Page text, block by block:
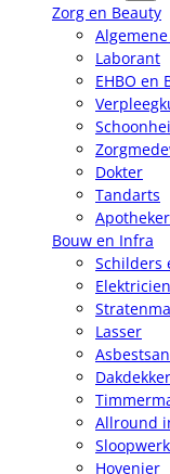
Zorg en Beauty
Laborant
EHBO en
Dokter
Tandarts
Bouw en Infra
Schilders
Elektricien
Lasser
Dakdekker
Allround
Hovenier